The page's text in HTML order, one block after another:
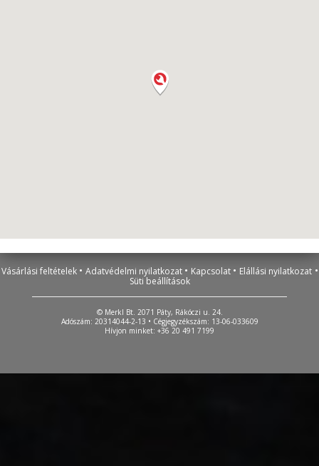
Vásárlási feltételek • Adatvédelmi nyilatkozat • Kapcsolat • Elállási nyilatkozat •
Süti beállítások
© Merkl Bt. 2071 Páty, Rákóczi u. 24.
Adószám: 20314044-2-13 • Cégjegyzékszám: 13-06-033609
Hívjon minket: +36 20 491 7199